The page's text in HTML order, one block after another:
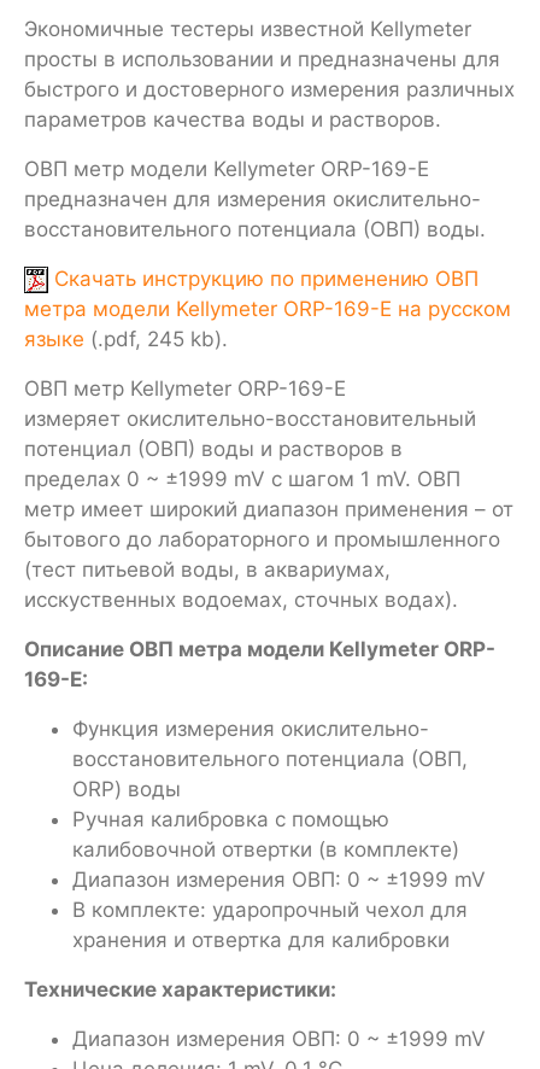
Экономичные тестеры известной Kellymeter
просты в использовании и предназначены для
быстрого и достоверного измерения различных
параметров качества воды и растворов.
ОВП метр модели Kellymeter ORP-169-E
предназначен для измерения окислительно-
восстановительного потенциала (ОВП) воды.
Скачать инструкцию по применению ОВП
метра модели Kellymeter ORP-169-E на русском
языке (.pdf, 245 kb).
ОВП метр Kellymeter ORP-169-E
измеряет окислительно-восстановительный
потенциал (ОВП) воды и растворов в
пределах 0 ~ ±1999 mV с шагом 1 mV. ОВП
метр имеет широкий диапазон применения – от
бытового до лабораторного и промышленного
(тест питьевой воды, в аквариумах,
исскуственных водоемах, сточных водах).
Описание ОВП метра модели Kellymeter ORP-
169-E:
Функция измерения окислительно-
восстановительного потенциала (ОВП,
ORP) воды
Ручная калибровка с помощью
калибовочной отвертки (в комплекте)
Диапазон измерения ОВП: 0 ~ ±1999 mV
В комплекте: ударопрочный чехол для
хранения и отвертка для калибровки
Технические характеристики:
Диапазон измерения ОВП: 0 ~ ±1999 mV